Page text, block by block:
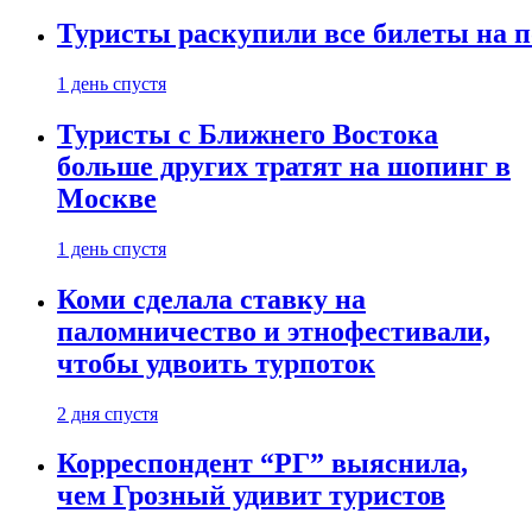
Туристы раскупили все билеты на
1 день спустя
Туристы с Ближнего Востока
больше других тратят на шопинг в
Москве
1 день спустя
Коми сделала ставку на
паломничество и этнофестивали,
чтобы удвоить турпоток
2 дня спустя
Корреспондент “РГ” выяснила,
чем Грозный удивит туристов